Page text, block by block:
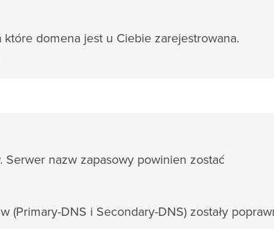
domena jest u Ciebie zarejestrowana.
Serwer nazw zapasowy powinien zostać
DNS i Secondary-DNS) zostały